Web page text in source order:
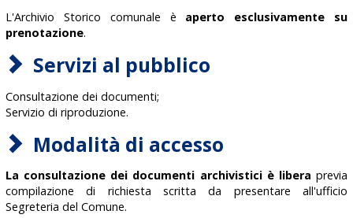
L'Archivio Storico comunale è aperto esclusivamente su
prenotazione.
Servizi al pubblico
Consultazione dei documenti;
Servizio di riproduzione.
Modalità di accesso
La consultazione dei documenti archivistici è libera previa
compilazione di richiesta scritta da presentare all'ufficio
Segreteria del Comune.